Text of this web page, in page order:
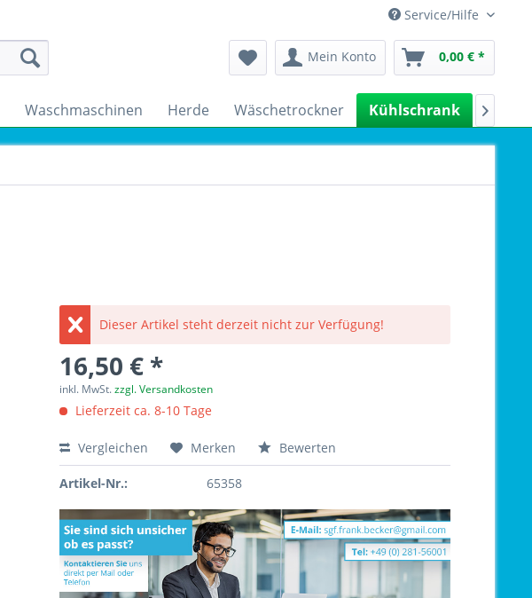
Service/Hilfe
Mein Konto 0,00 € *
Waschmaschinen Herde Wäschetrockner Kühlschrank 
Dieser Artikel steht derzeit nicht zur Verfügung!
16,50 € *
inkl. MwSt.zzgl. Versandkosten
Lieferzeit ca. 8-10 Tage
Vergleichen Merken Bewerten
Artikel-Nr.: 65358